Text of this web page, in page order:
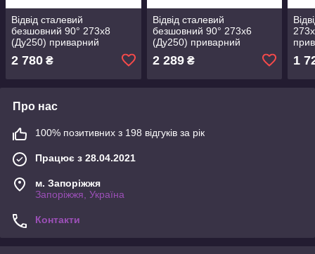
Відвід сталевий
безшовний 90° 273х8
(Ду250) приварний
2 780 ₴
Відвід сталевий
безшовний 90° 273х6
(Ду250) приварний
2 289₴ 1
Про нас
100% позитивних з 198 відгуків за рік
Працює з 28.04.2021
м. Запоріжжя
Запоріжжя, Україна
Контакти